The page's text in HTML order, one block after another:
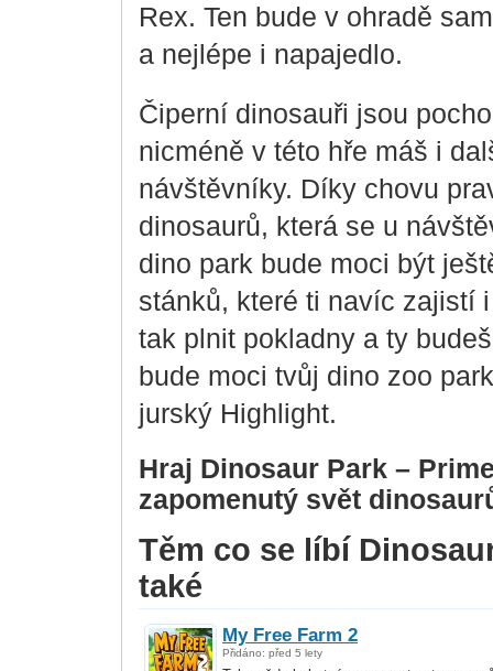
Rex. Ten bude v ohradě
a nejlépe i napajedlo.
Čiperní dinosauři jsou
nicméně v této hře máš i
návštěvníky. Díky chovu
dinosaurů, která se u
dino park bude moci být
stánků, které ti navíc zajistí
tak plnit pokladny a ty
bude moci tvůj dino zoo
jurský Highlight.
Hraj Dinosaur Park –
zapomenutý svět
Těm co se líbí
také
My Free Farm 2
Přidáno: před 5 lety